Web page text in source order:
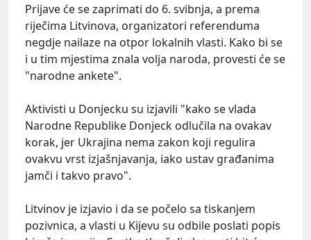
Prijave će se zaprimati do 6. svibnja, a prema
riječima Litvinova, organizatori referenduma
negdje nailaze na otpor lokalnih vlasti. Kako bi se
i u tim mjestima znala volja naroda, provesti će se
"narodne ankete".
Aktivisti u Donjecku su izjavili "kako se vlada
Narodne Republike Donjeck odlučila na ovakav
korak, jer Ukrajina nema zakon koji regulira
ovakvu vrst izjašnjavanja, iako ustav građanima
jamči i takvo pravo".
Litvinov je izjavio i da se počelo sa tiskanjem
pozivnica, a vlasti u Kijevu su odbile poslati popis